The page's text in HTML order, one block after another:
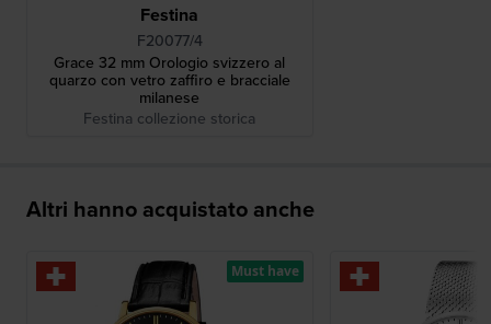
Festina
F20077/4
Grace 32 mm Orologio svizzero al
quarzo con vetro zaffiro e bracciale
milanese
Festina collezione storica
Altri hanno acquistato anche
Must have